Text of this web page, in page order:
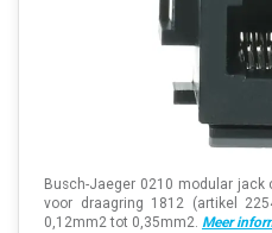
Busch-Jaeger 0210 modular jack
voor draagring 1812 (artikel
0,12mm2 tot 0,35mm2. Meer